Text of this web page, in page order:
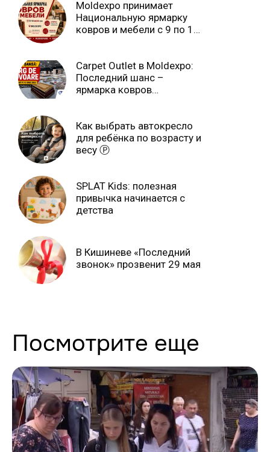
Moldexpo принимает
Национальную ярмарку
ковров и мебели с 9 по 14
Carpet Outlet в Moldexpo:
Последний шанс –
ярмарка ковров
Как выбрать автокресло
для ребёнка по возрасту и
весу Ⓟ
SPLAT Kids: полезная
привычка начинается с
детства
В Кишиневе «Последний
звонок» прозвенит 29 мая
Посмотрите еще